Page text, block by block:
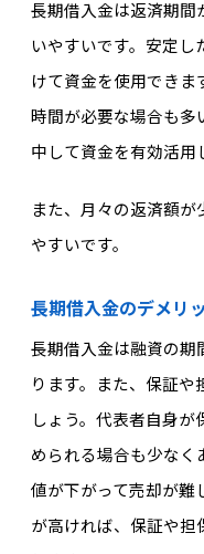
長期借入金は返済期間
いやすいです。安定し
けて資金を使用できま
時間が必要な場合も多
中して資金を有効活用
また、月々の返済額
やすいです。
長期借入金のデメリ
長期借入金は融資の期
ります。また、保証や
しょう。代表者自身
められる場合も少な
値が下がって売却が難
が高ければ、保証や担